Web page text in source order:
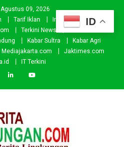
09, 2026
Tarif Iklan Investor
Donasi
Terkini News
Kabar.id
Kabar Sultra
Kabar Agri
Mediajakarta.com
Jaktimes.com
IT Terkini
ID